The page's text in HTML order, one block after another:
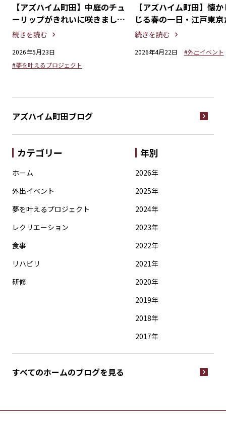
【アズハイム町田】中庭のチュ
ーリップがきれいに咲きまし
た！
続きを読む
2026年5月23日
#夢を叶えるプロジェクト
【アズハイム町田】懐
じる春の一日・江戸東
の園バスツアー
続きを読む
2026年4月22日 #外出イベント
アズハイム町田ブログ
カテゴリー
ホーム
外出イベント
夢を叶えるプロジェクト
レクリエーション
食事
リハビリ
研修
年別
2026年
2025年
2024年
2023年
2022年
2021年
2020年
2019年
2018年
2017年
すべてのホームのブログを見る